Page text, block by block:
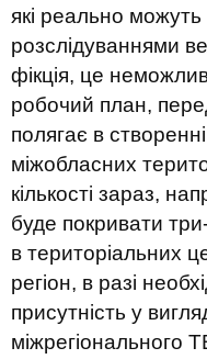
які реально
розслідуваннями
фікція, це
робочий план,
полягає в
міжобласних
кількості зараз,
буде покривати
в територіальних
регіон, в разі
присутність у
міжрегіонального